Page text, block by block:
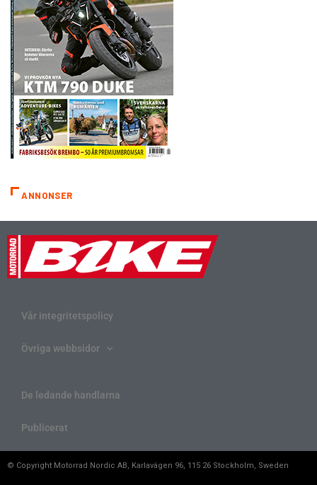
ANNONSER
Vår integritetspolicy
Övriga webbsidor
De ledande handlarna
Publicerat
© Copyright Motorrad Nordic AB, Karlavägen 96, 115 26 Stockholm, Sweden